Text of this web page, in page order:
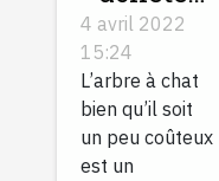
un arbre à
chat ?
4 avril 2022
15:24
L’arbre à chat
bien qu’il soit
un peu coûteux
est un